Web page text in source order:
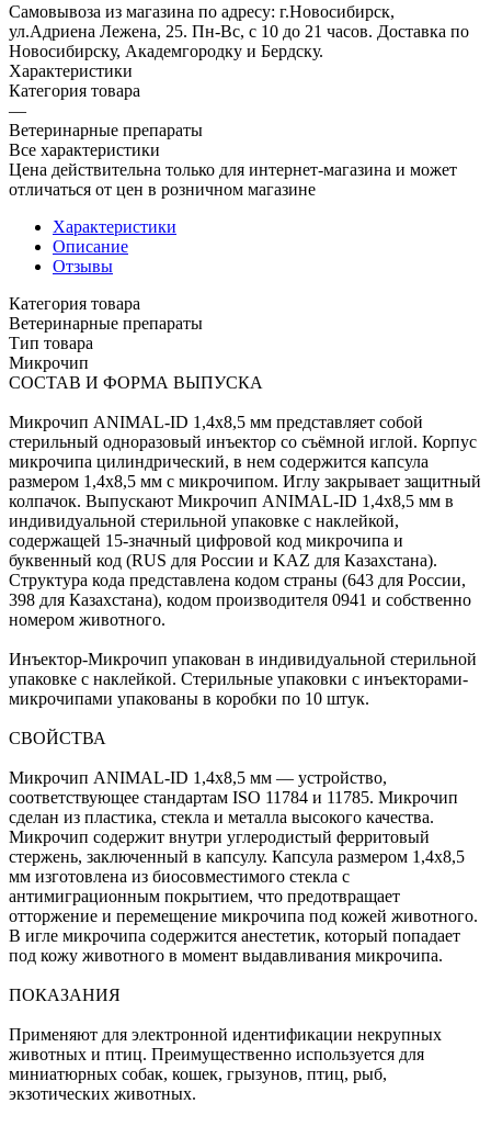
Самовывоза из магазина по адресу: г.Новосибирск,
ул.Адриена Лежена, 25. Пн-Вс, с 10 до 21 часов. Доставка по
Новосибирску, Академгородку и Бердску.
Характеристики
Категория товара
—
Ветеринарные препараты
Все характеристики
Цена действительна только для интернет-магазина и может
отличаться от цен в розничном магазине
Характеристики
Описание
Отзывы
Категория товара
Ветеринарные препараты
Тип товара
Микрочип
СОСТАВ И ФОРМА ВЫПУСКА
Микрочип ANIMAL-ID 1,4х8,5 мм представляет собой
стерильный одноразовый инъектор со съёмной иглой. Корпус
микрочипа цилиндрический, в нем содержится капсула
размером 1,4х8,5 мм с микрочипом. Иглу закрывает защитный
колпачок. Выпускают Микрочип ANIMAL-ID 1,4x8,5 мм в
индивидуальной стерильной упаковке с наклейкой,
содержащей 15-значный цифровой код микрочипа и
буквенный код (RUS для России и KAZ для Казахстана).
Структура кода представлена кодом страны (643 для России,
398 для Казахстана), кодом производителя 0941 и собственно
номером животного.
Инъектор-Микрочип упакован в индивидуальной стерильной
упаковке с наклейкой. Стерильные упаковки с инъекторами-
микрочипами упакованы в коробки по 10 штук.
СВОЙСТВА
Микрочип ANIMAL-ID 1,4х8,5 мм — устройство,
соответствующее стандартам ISO 11784 и 11785. Микрочип
сделан из пластика, стекла и металла высокого качества.
Микрочип содержит внутри углеродистый ферритовый
стержень, заключенный в капсулу. Капсула размером 1,4x8,5
мм изготовлена из биосовместимого стекла с
антимиграционным покрытием, что предотвращает
отторжение и перемещение микрочипа под кожей животного.
В игле микрочипа содержится анестетик, который попадает
под кожу животного в момент выдавливания микрочипа.
ПОКАЗАНИЯ
Применяют для электронной идентификации некрупных
животных и птиц. Преимущественно используется для
миниатюрных собак, кошек, грызунов, птиц, рыб,
экзотических животных.